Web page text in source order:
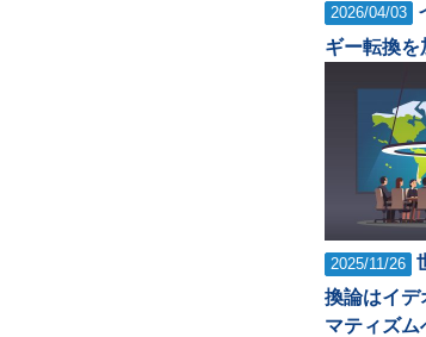
2026/04/03
ギー転換を
2025/11/26
換論はイデ
マティズム